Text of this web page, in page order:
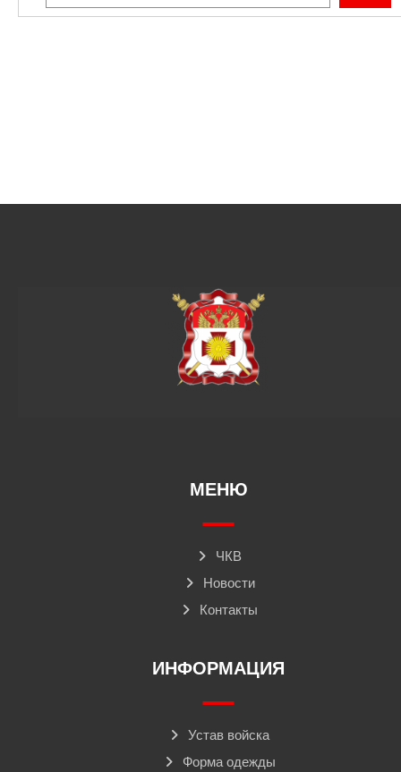
МЕНЮ
ЧКВ
Новости
Контакты
ИНФОРМАЦИЯ
Устав войска
Форма одежды